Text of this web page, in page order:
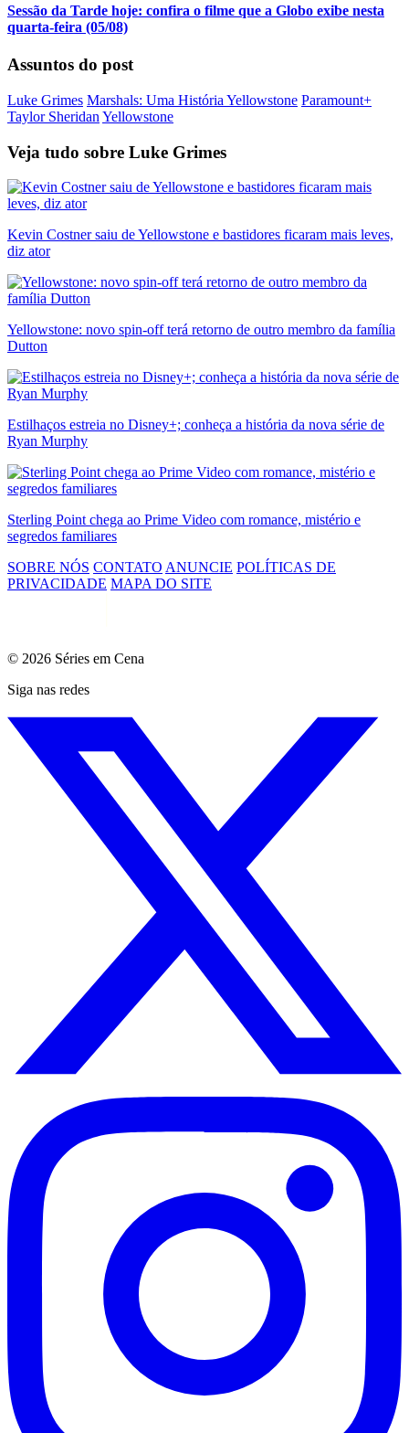
Sessão da Tarde hoje: confira o filme que a Globo exibe nesta
quarta-feira (05/08)
Assuntos do post
Luke Grimes Marshals: Uma História Yellowstone Paramount+
Taylor Sheridan Yellowstone
Veja tudo sobre Luke Grimes
Kevin Costner saiu de Yellowstone e bastidores ficaram mais leves,
diz ator
Yellowstone: novo spin-off terá retorno de outro membro da família
Dutton
Estilhaços estreia no Disney+; conheça a história da nova série de
Ryan Murphy
Sterling Point chega ao Prime Video com romance, mistério e
segredos familiares
SOBRE NÓS CONTATO ANUNCIE POLÍTICAS DE
PRIVACIDADE MAPA DO SITE
© 2026 Séries em Cena
Siga nas redes